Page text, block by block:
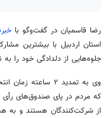
رضا قاسمیان در گفت‌وگو با
استان اردبیل با بیشترین
جلوه‌هایی از دلدادگی خود را به
که مردم در پای صندوق‌های
از شرکت‌کنندگان هستند و به